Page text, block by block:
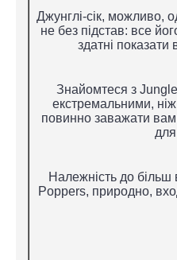
Джунглі-сік, можливо,
не без підстав: все
здатні
Знайомтеся з
екстремальними,
повинно заважати
Належність до більш
Poppers, природно,